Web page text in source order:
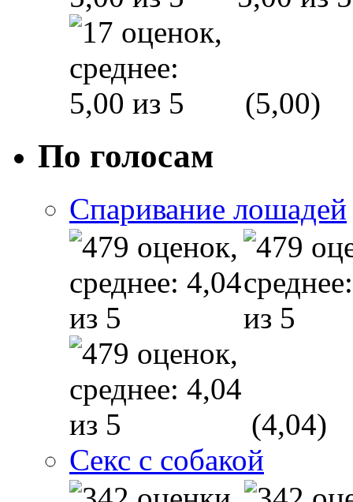
(5,00)
По голосам
Спаривание лошадей
(4,04)
Секс с собакой